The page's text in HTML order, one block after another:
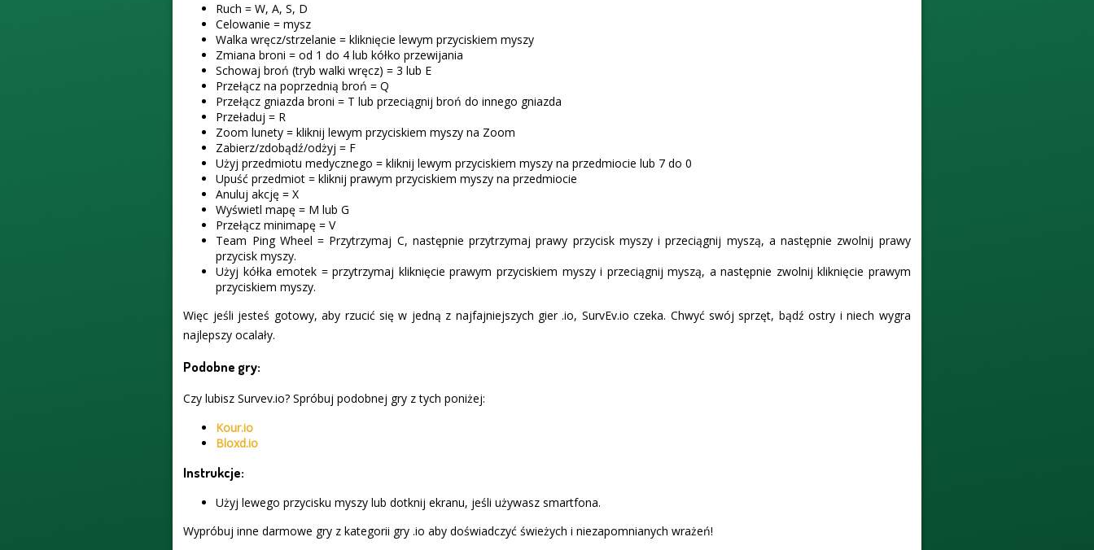
Ruch = W, A, S, D
Celowanie = mysz
Walka wręcz/strzelanie = kliknięcie lewym przyciskiem myszy
Zmiana broni = od 1 do 4 lub kółko przewijania
Schowaj broń (tryb walki wręcz) = 3 lub E
Przełącz na poprzednią broń = Q
Przełącz gniazda broni = T lub przeciągnij broń do innego gniazda
Przeładuj = R
Zoom lunety = kliknij lewym przyciskiem myszy na Zoom
Zabierz/zdobądź/odżyj = F
Użyj przedmiotu medycznego = kliknij lewym przyciskiem myszy na przedmiocie lub 7 do 0
Upuść przedmiot = kliknij prawym przyciskiem myszy na przedmiocie
Anuluj akcję = X
Wyświetl mapę = M lub G
Przełącz minimapę = V
Team Ping Wheel = Przytrzymaj C, następnie przytrzymaj prawy przycisk myszy i przeciągnij myszą, a następnie zwolnij prawy
przycisk myszy.
Użyj kółka emotek = przytrzymaj kliknięcie prawym przyciskiem myszy i przeciągnij myszą, a następnie zwolnij kliknięcie prawym
przyciskiem myszy.
Więc jeśli jesteś gotowy, aby rzucić się w jedną z najfajniejszych gier .io, SurvEv.io czeka. Chwyć swój sprzęt, bądź ostry i niech wygra
najlepszy ocalały.
Podobne gry:
Czy lubisz Survev.io? Spróbuj podobnej gry z tych poniżej:
Kour.io
Bloxd.io
Instrukcje:
Użyj lewego przycisku myszy lub dotknij ekranu, jeśli używasz smartfona.
Wypróbuj inne darmowe gry z kategorii gry .io aby doświadczyć świeżych i niezapomnianych wrażeń!